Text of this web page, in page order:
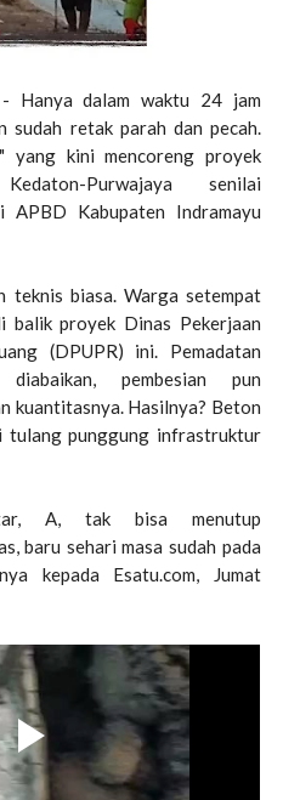
- Hanya dalam waktu 24 jam
sudah retak parah dan pecah.
yang kini mencoreng proyek
Purwajaya senilai
APBD Kabupaten Indramayu
teknis biasa. Warga setempat
balik proyek Dinas Pekerjaan
(DPUPR) ini. Pemadatan
pembesian pun
kuantitasnya. Hasilnya? Beton
tulang punggung infrastruktur
A, tak bisa menutup
baru sehari masa sudah pada
kepada Esatu.com, Jumat